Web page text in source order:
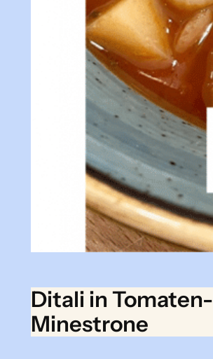
Ditali in Tomaten-
Minestrone